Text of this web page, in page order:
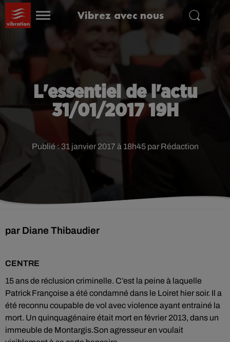
Vibrez avec nous
L'essentiel de l'actu
31/01/2017 19H
Publié : 31 janvier 2017 à 18h45 par Rédaction
par Diane Thibaudier
CENTRE
15 ans de réclusion criminelle. C’est la peine à laquelle
Patrick Françoise a été condamné dans le Loiret hier soir. Il a
été reconnu coupable de vol avec violence ayant entrainé la
mort. Un quinquagénaire était mort en février 2013, dans un
immeuble de Montargis.Son agresseur en voulait